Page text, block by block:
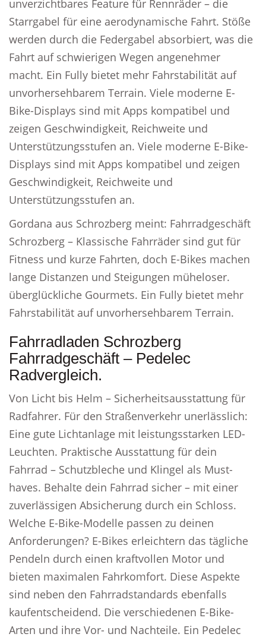
unverzichtbares Feature für Rennräder – die
Starrgabel für eine aerodynamische Fahrt. Stöße
werden durch die Federgabel absorbiert, was die
Fahrt auf schwierigen Wegen angenehmer
macht. Ein Fully bietet mehr Fahrstabilität auf
unvorhersehbarem Terrain. Viele moderne E-
Bike-Displays sind mit Apps kompatibel und
zeigen Geschwindigkeit, Reichweite und
Unterstützungsstufen an. Viele moderne E-Bike-
Displays sind mit Apps kompatibel und zeigen
Geschwindigkeit, Reichweite und
Unterstützungsstufen an.
Gordana aus Schrozberg meint: Fahrradgeschäft
Schrozberg – Klassische Fahrräder sind gut für
Fitness und kurze Fahrten, doch E-Bikes machen
lange Distanzen und Steigungen müheloser.
überglückliche Gourmets. Ein Fully bietet mehr
Fahrstabilität auf unvorhersehbarem Terrain.
Fahrradladen Schrozberg
Fahrradgeschäft – Pedelec
Radvergleich.
Von Licht bis Helm – Sicherheitsausstattung für
Radfahrer. Für den Straßenverkehr unerlässlich:
Eine gute Lichtanlage mit leistungsstarken LED-
Leuchten. Praktische Ausstattung für dein
Fahrrad – Schutzbleche und Klingel als Must-
haves. Behalte dein Fahrrad sicher – mit einer
zuverlässigen Absicherung durch ein Schloss.
Welche E-Bike-Modelle passen zu deinen
Anforderungen? E-Bikes erleichtern das tägliche
Pendeln durch einen kraftvollen Motor und
bieten maximalen Fahrkomfort. Diese Aspekte
sind neben den Fahrradstandards ebenfalls
kaufentscheidend. Die verschiedenen E-Bike-
Arten und ihre Vor- und Nachteile. Ein Pedelec